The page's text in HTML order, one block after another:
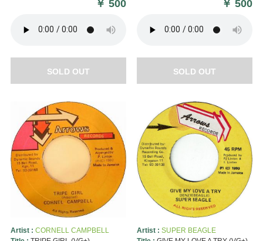
￥500
SOLD OUT
￥500
SOLD OUT
Artist : CORNELL CAMPBELL
Artist : SUPER BEAGLE